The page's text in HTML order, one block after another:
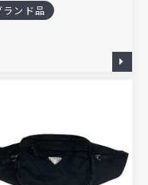
ランド品